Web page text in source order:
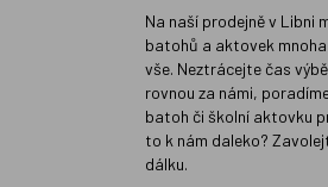
Na naší prodejně v Libni
batohů a aktovek mnoha
vše. Neztrácejte čas
rovnou za námi,
batoh či školní aktovku
to k nám daleko?
dálku.